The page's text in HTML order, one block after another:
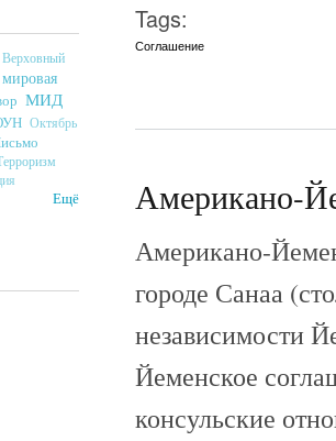
Верховный
МИД
Октябрь
Ещё
Tags:
Соглашение
Американо-
Американо-
городе Санаа
независимости
Йеменское
консульские